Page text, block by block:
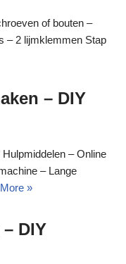
of bouten –
– 2 lijmklemmen Stap
– DIY
– Online
– Lange
»
DIY